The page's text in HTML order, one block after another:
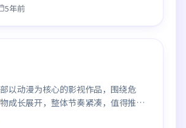
5年前
以动漫为核心的影视作品，围绕危
成长展开，整体节奏紧凑，值得推荐